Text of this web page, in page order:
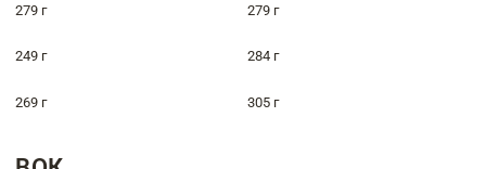
279 г 279 г
249 г 284 г
269 г 305 г